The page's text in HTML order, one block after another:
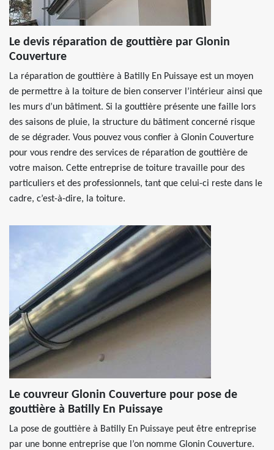
Le devis réparation de gouttière par Glonin
Couverture
La réparation de gouttière à Batilly En Puissaye est un moyen
de permettre à la toiture de bien conserver l’intérieur ainsi que
les murs d’un bâtiment. Si la gouttière présente une faille lors
des saisons de pluie, la structure du bâtiment concerné risque
de se dégrader. Vous pouvez vous confier à Glonin Couverture
pour vous rendre des services de réparation de gouttière de
votre maison. Cette entreprise de toiture travaille pour des
particuliers et des professionnels, tant que celui-ci reste dans le
cadre, c’est-à-dire, la toiture.
Le couvreur Glonin Couverture pour pose de
gouttière à Batilly En Puissaye
La pose de gouttière à Batilly En Puissaye peut être entreprise
par une bonne entreprise que l’on nomme Glonin Couverture.